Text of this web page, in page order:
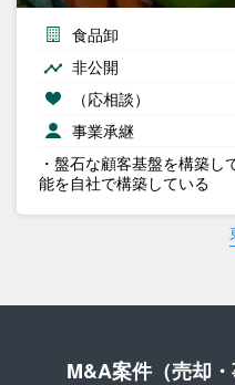
食品卸
非公開
（応相談）
事業承継
・盤石な顧客基盤を構築
能を自社で構築している
M&A案件（売却